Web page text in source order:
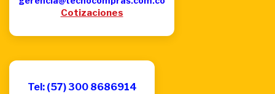
Cotizaciones
Tel: (57) 300 8686914